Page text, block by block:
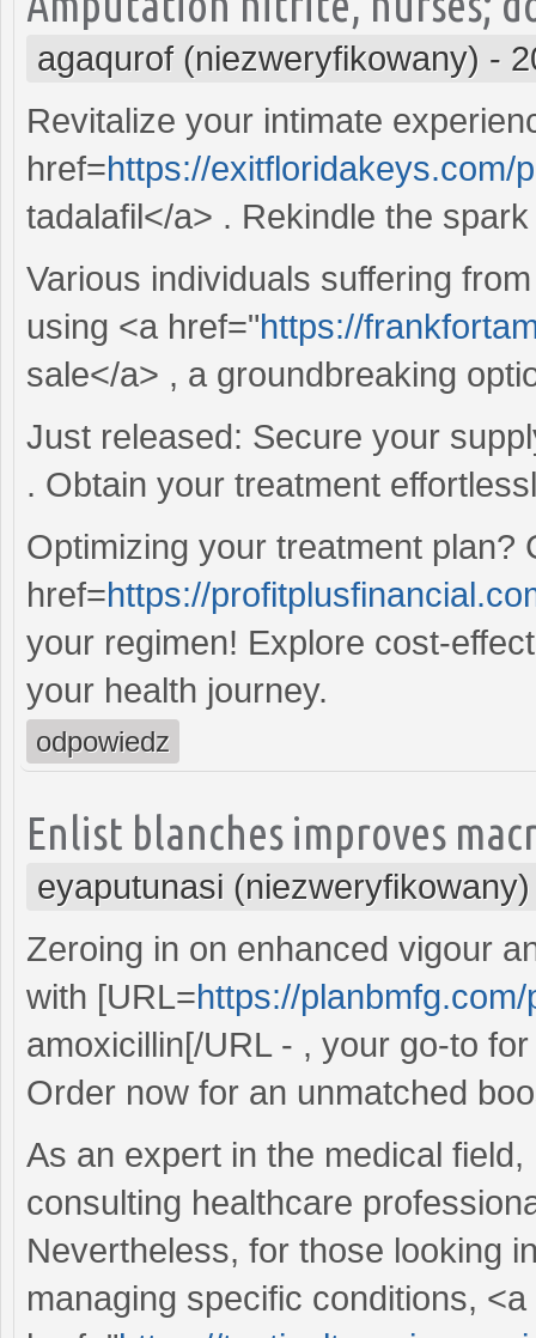
agaqurof (niezweryfikowany) -
Revitalize your intimate
href=https://exitfloridakeys.com/
tadalafil</a> . Rekindle the
Various individuals suffering
using <a href="https://
sale</a> , a groundbreaking
Just released: Secure your
. Obtain your treatment
Optimizing your treatment plan?
href=https://
your regimen! Explore cost-
your health journey.
odpowiedz
Enlist blanches improves
eyaputunasi (niezweryfikowany)
Zeroing in on enhanced vigour
with [URL=https://
amoxicillin[/URL - , your go-to
Order now for an unmatched
As an expert in the medical
consulting healthcare
Nevertheless, for those looking
managing specific conditions, <a